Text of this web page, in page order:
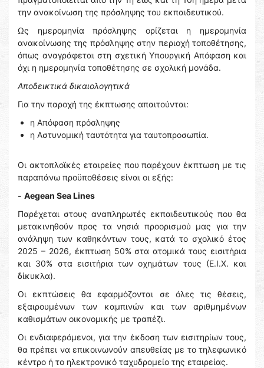
την ανακοίνωση της πρόσληψης του εκπαιδευτικού.
Ως ημερομηνία πρόσληψης ορίζεται η ημερομηνία
ανακοίνωσης της πρόσληψης στην περιοχή τοποθέτησης,
όπως αναγράφεται στη σχετική Υπουργική Απόφαση και
όχι η ημερομηνία τοποθέτησης σε σχολική μονάδα.
Αποδεικτικά δικαιολογητικά
Για την παροχή της έκπτωσης απαιτούνται:
η Απόφαση πρόσληψης
η Αστυνομική ταυτότητα για ταυτοπροσωπία.
Οι ακτοπλοϊκές εταιρείες που παρέχουν έκπτωση με τις
παραπάνω προϋποθέσεις είναι οι εξής:
- Aegean Sea Lines
Παρέχεται στους αναπληρωτές εκπαιδευτικούς που θα
μετακινηθούν προς τα νησιά προορισμού μας για την
ανάληψη των καθηκόντων τους, κατά το σχολικό έτος
2025 – 2026, έκπτωση 50% στα ατομικά τους εισιτήρια
και 30% στα εισιτήρια των οχημάτων τους (Ε.Ι.Χ. και
δίκυκλα).
Οι εκπτώσεις θα εφαρμόζονται σε όλες τις θέσεις,
εξαιρουμένων των καμπινών και των αριθμημένων
καθισμάτων οικονομικής με τραπέζι.
Οι ενδιαφερόμενοι, για την έκδοση των εισιτηρίων τους,
θα πρέπει να επικοινωνούν απευθείας με το τηλεφωνικό
κέντρο ή το ηλεκτρονικό ταχυδρομείο της εταιρείας.